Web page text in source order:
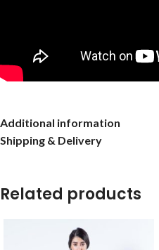
Additional information
Shipping & Delivery
Related products